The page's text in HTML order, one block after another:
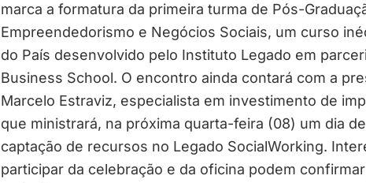
marca a formatura da primeira turma de Pós-
Empreendedorismo e Negócios Sociais, um curso
do País desenvolvido pelo Instituto Legado em
Business School. O encontro ainda contará com a
Marcelo Estraviz, especialista em investimento de
que ministrará, na próxima quarta-feira (08) um dia
captação de recursos no Legado SocialWorking.
participar da celebração e da oficina podem